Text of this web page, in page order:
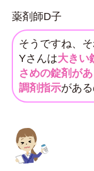
薬剤師D子
そうですね、
Yさんは大きい
さめの錠剤が
調剤指示がある